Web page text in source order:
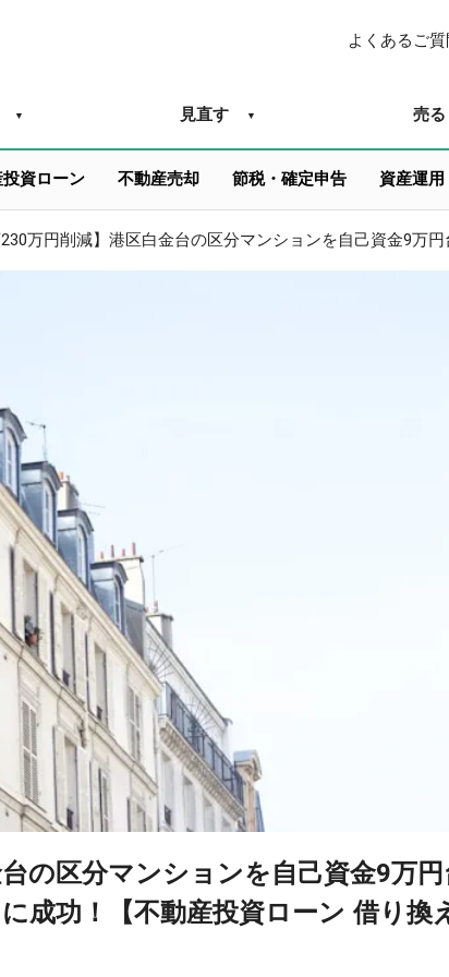
よくあるご
見直す 売る
資ローン 不動産売却 節税・確定申告 資産運用
の区分マンションを自己資金9万
成功！【不動産投資ローン 借り換